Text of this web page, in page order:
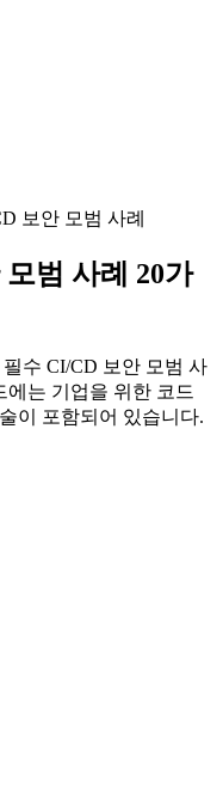
보안 모범 사례
범 사례 20가
수 CI/CD 보안 모범 사
는 기업을 위한 코드
이 포함되어 있습니다.